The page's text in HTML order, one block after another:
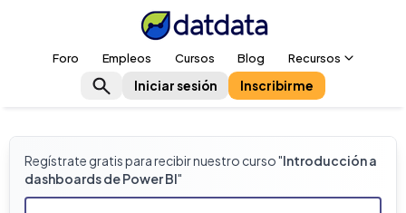
Foro Empleos Cursos Blog Recursos
Iniciar sesión Inscribirme
Regístrate gratis para recibir nuestro curso "Introducción a
dashboards de Power BI"